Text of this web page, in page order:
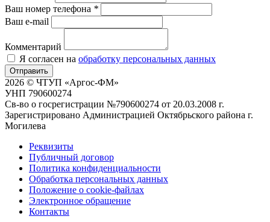
Ваш номер телефона *
Ваш e-mail
Комментарий
Я согласен на обработку персональных данных
Отправить
2026 © ЧТУП «Аргос-ФМ»
УНП 790600274
Св-во о госрегистрации №790600274 от 20.03.2008 г.
Зарегистрировано Администрацией Октябрьского района г.
Могилева
Реквизиты
Публичный договор
Политика конфиденциальности
Обработка персональных данных
Положение о cookie-файлах
Электронное обращение
Контакты